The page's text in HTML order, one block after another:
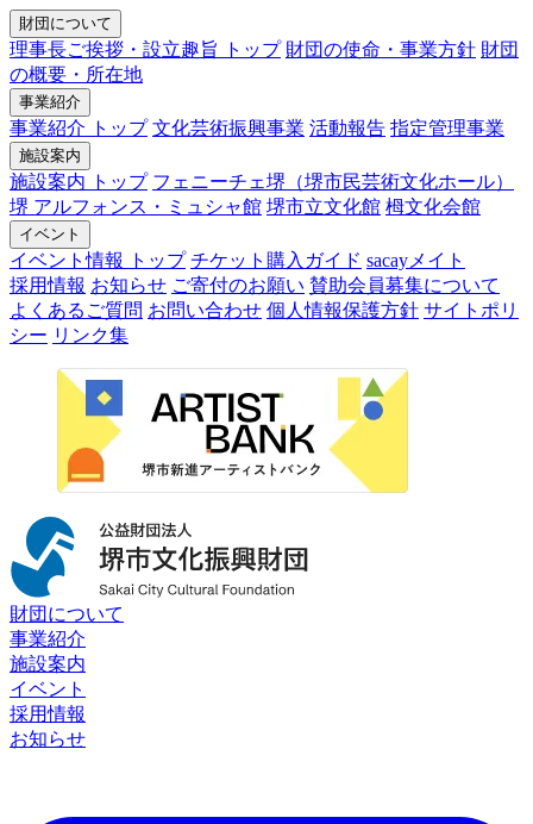
財団について
理事長ご挨拶・設立趣旨 トップ 財団の使命・事業方針 財団
の概要・所在地
事業紹介
事業紹介 トップ 文化芸術振興事業 活動報告 指定管理事業
施設案内
施設案内 トップ フェニーチェ堺（堺市民芸術文化ホール）
堺 アルフォンス・ミュシャ館 堺市立文化館 栂文化会館
イベント
イベント情報 トップ チケット購入ガイド sacayメイト
採用情報 お知らせ ご寄付のお願い 賛助会員募集について
よくあるご質問 お問い合わせ 個人情報保護方針 サイトポリ
シー リンク集
財団について
事業紹介
施設案内
イベント
採用情報
お知らせ